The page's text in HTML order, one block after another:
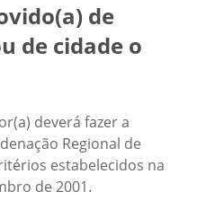
de
de cidade o
deverá fazer a
Regional de
estabelecidos na
de 2001.